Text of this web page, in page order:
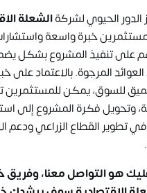
الدور الحيوي لشركةالشعلة
خبرة واسعة
على تنفيذ المشروع بشكل
المرجوة. بالاعتماد على
للسوق، يمكن للمستثمرين
وتحويل فكرة المشروع إلى
تطوير القطاع الزراعي ودعم
هوالتواصل معنا، وفريق